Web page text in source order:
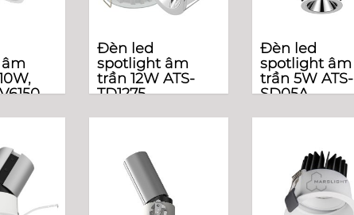
Đèn led
spotlight âm
trần 12W ATS-
TD1275
Đèn led
spotlight âm
trần 5W ATS-
SD05A